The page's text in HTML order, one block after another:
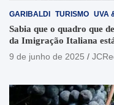
GARIBALDI TURISMO UVA
Sabia que o quadro que
da Imigração Italiana
9 de junho de 2025